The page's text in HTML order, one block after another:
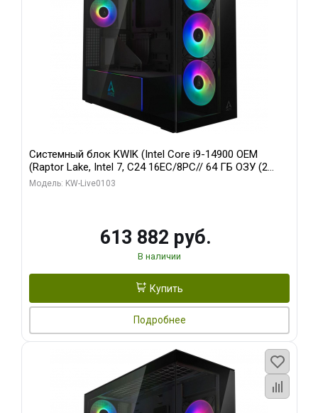
Системный блок KWIK (Intel Core i9-14900 OEM
(Raptor Lake, Intel 7, C24 16EC/8PC// 64 ГБ ОЗУ (2
модуля)/ Afox RTX4090 24GB GDDR6X 384-Bit 3xDP
Модель: KW-Live0103
613 882 руб.
В наличии
Купить
Подробнее